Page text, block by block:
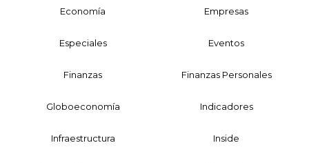
Economía Empresas
Especiales Eventos
Finanzas Finanzas Personales
Globoeconomía Indicadores
Infraestructura Inside